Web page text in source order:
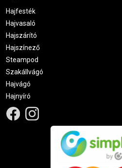
Hajfesték
Hajvasaló
Hajszárító
Hajszínező
Steampod
Szakállvágó
Hajvágó
Hajnyíró